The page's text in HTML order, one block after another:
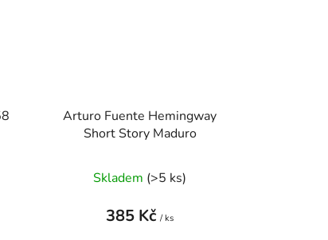
Arturo Fuente Hemingway
Short Story Maduro
Skladem (>5 ks)
385 Kč/ ks